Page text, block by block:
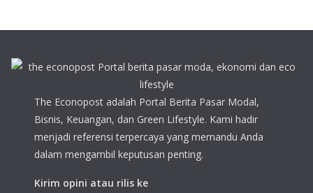
The Econopost adalah Portal Berita Pasar Modal,
Bisnis, Keuangan, dan Green Lifestyle. Kami hadir
menjadi referensi terpercaya yang memandu Anda
dalam mengambil keputusan penting.
Kirim opini atau rilis ke